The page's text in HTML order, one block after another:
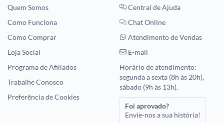
Quem Somos
Como Funciona
Como Comprar
Loja Social
Programa de Afiliados
Trabalhe Conosco
Preferência de Cookies
Central de Ajuda
Chat Online
Atendimento de Vendas
E-mail
Horário de atendimento:
segunda a sexta (8h às 20h),
sábado (9h às 13h).
Foi aprovado?
Envie-nos a sua história!